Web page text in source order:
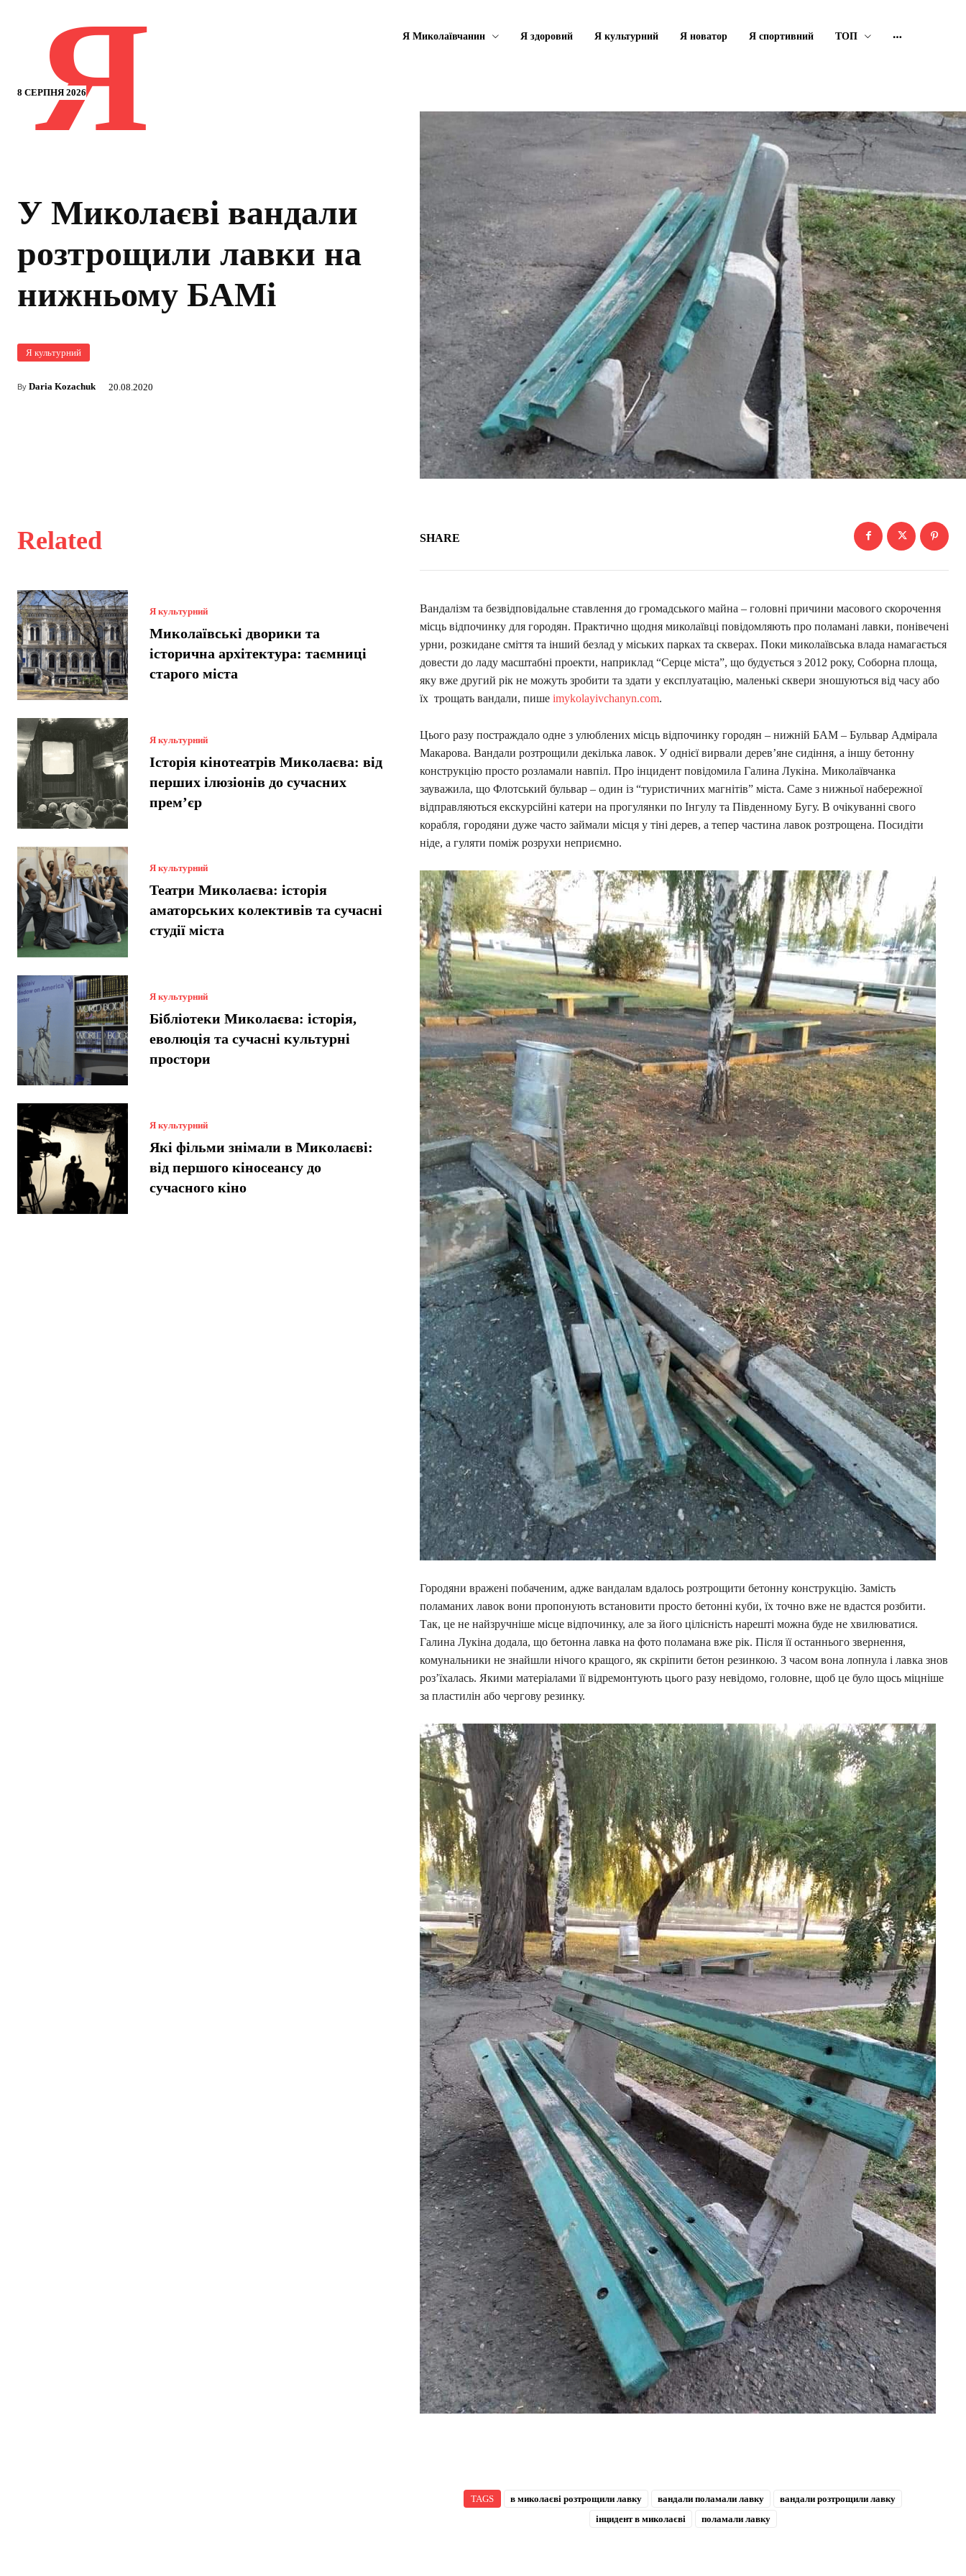
8 СЕРПНЯ 2026
Я Я Миколаївчанин Я здоровий Я культурний Я новатор Я спортивний ТОП
У Миколаєві вандали
розтрощили лавки на
нижньому БАМі
Я культурний
By Daria Kozachuk 20.08.2020
Related
Я культурний
Миколаївські дворики та
історична архітектура: таємниці
старого міста
Я культурний
Історія кінотеатрів Миколаєва: від
перших ілюзіонів до сучасних
прем’єр
Я культурний
Театри Миколаєва: історія
аматорських колективів та сучасні
студії міста
Я культурний
Бібліотеки Миколаєва: історія,
еволюція та сучасні культурні
простори
Я культурний
Які фільми знімали в Миколаєві:
від першого кіносеансу до
сучасного кіно
SHARE
Вандалізм та безвідповідальне ставлення до громадського майна – головні причини масового скорочення
місць відпочинку для городян. Практично щодня миколаївці повідомляють про поламані лавки, понівечені
урни, розкидане сміття та інший безлад у міських парках та скверах. Поки миколаївська влада намагається
довести до ладу масштабні проекти, наприклад “Серце міста”, що будується з 2012 року, Соборна площа,
яку вже другий рік не можуть зробити та здати у експлуатацію, маленькі сквери зношуються від часу або
їх трощать вандали, пише imykolayivchanyn.com.
Цього разу постраждало одне з улюблених місць відпочинку городян – нижній БАМ – Бульвар Адмірала
Макарова. Вандали розтрощили декілька лавок. У однієї вирвали дерев’яне сидіння, а іншу бетонну
конструкцію просто розламали навпіл. Про інцидент повідомила Галина Лукіна. Миколаївчанка
зауважила, що Флотський бульвар – один із “туристичних магнітів” міста. Саме з нижньої набережної
відправляються екскурсійні катери на прогулянки по Інгулу та Південному Бугу. В очікуванні свого
корабля, городяни дуже часто займали місця у тіні дерев, а тепер частина лавок розтрощена. Посидіти
ніде, а гуляти поміж розрухи неприємно.
Городяни вражені побаченим, адже вандалам вдалось розтрощити бетонну конструкцію. Замість
поламаних лавок вони пропонують встановити просто бетонні куби, їх точно вже не вдастся розбити.
Так, це не найзручніше місце відпочинку, але за його цілісність нарешті можна буде не хвилюватися.
Галина Лукіна додала, що бетонна лавка на фото поламана вже рік. Після її останнього звернення,
комунальники не знайшли нічого кращого, як скріпити бетон резинкою. З часом вона лопнула і лавка знов
роз’їхалась. Якими матеріалами її відремонтують цього разу невідомо, головне, щоб це було щось міцніше
за пластилін або чергову резинку.
TAGS в миколаєві розтрощили лавку вандали поламали лавку
вандали розтрощили лавку
інцидент в миколаєві
поламали лавку